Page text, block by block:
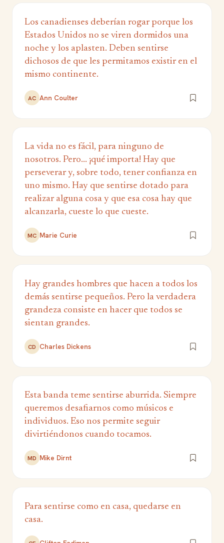
Los canadienses deberían rogar porque los
Estados Unidos no se viren dormidos una
noche y los aplasten. Deben sentirse
dichosos de que les permitamos existir en el
mismo continente.
AC Ann Coulter
La vida no es fácil, para ninguno de
nosotros. Pero... ¡qué importa! Hay que
perseverar y, sobre todo, tener confianza en
uno mismo. Hay que sentirse dotado para
realizar alguna cosa y que esa cosa hay que
alcanzarla, cueste lo que cueste.
MC Marie Curie
Hay grandes hombres que hacen a todos los
demás sentirse pequeños. Pero la verdadera
grandeza consiste en hacer que todos se
sientan grandes.
CD Charles Dickens
Esta banda teme sentirse aburrida. Siempre
queremos desafiarnos como músicos e
individuos. Eso nos permite seguir
divirtiéndonos cuando tocamos.
MD Mike Dirnt
Para sentirse como en casa, quedarse en
casa.